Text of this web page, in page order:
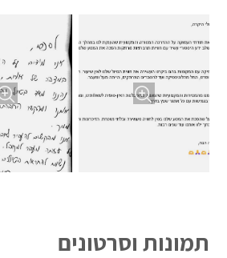
תמונות וסרטונים